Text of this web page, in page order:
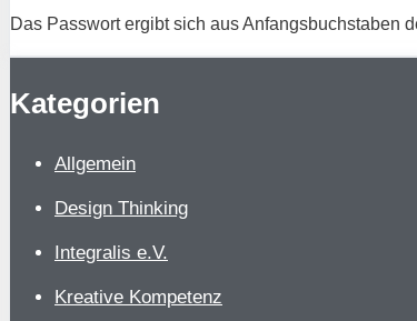
Das Passwort ergibt sich aus Anfangsbuchstaben
Kategorien
Allgemein
Design Thinking
Integralis e.V.
Kreative Kompetenz